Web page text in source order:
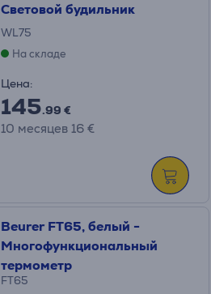
Световой будильник
WL75
На складе
Цена:
145.99 €
10 месяцев 16 €
Beurer FT65, белый -
Многофункциональный
термометр
FT65